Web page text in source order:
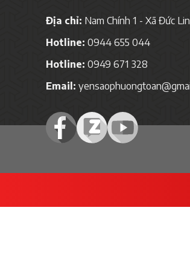
Địa chỉ: Nam Chính 1 - Xã Đức
Hotline: 0944 655 044
Hotline: 0949 671 328
Email: